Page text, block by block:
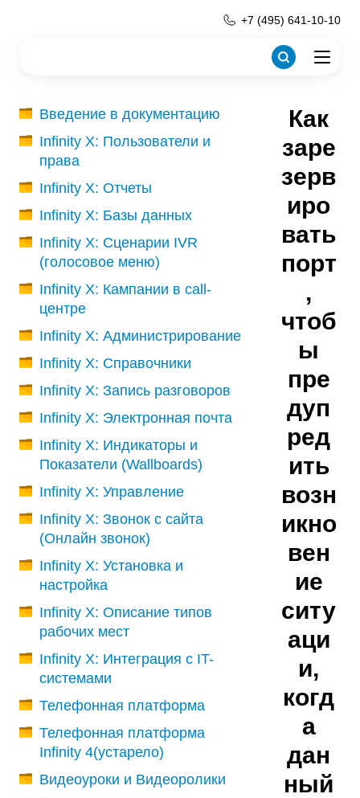
+7 (495) 641-10-10
Введение в документацию
Infinity X: Пользователи и
права
Infinity X: Отчеты
Infinity X: Базы данных
Infinity X: Сценарии IVR
(голосовое меню)
Infinity X: Кампании в call-
центре
Infinity X: Администрирование
Infinity X: Справочники
Infinity X: Запись разговоров
Infinity X: Электронная почта
Infinity X: Индикаторы и
Показатели (Wallboards)
Infinity X: Управление
Infinity X: Звонок с сайта
(Онлайн звонок)
Infinity X: Установка и
настройка
Infinity X: Описание типов
рабочих мест
Infinity X: Интеграция с IT-
системами
Телефонная платформа
Телефонная платформа
Infinity 4(устарело)
Видеоуроки и Видеоролики
Как
заре
зерв
иро
вать
порт
,
чтоб
ы
пре
дуп
ред
ить
возн
икно
вен
ие
ситу
аци
и,
когд
а
дан
ный